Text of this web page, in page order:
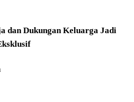
dan Dukungan Keluarga Jadi